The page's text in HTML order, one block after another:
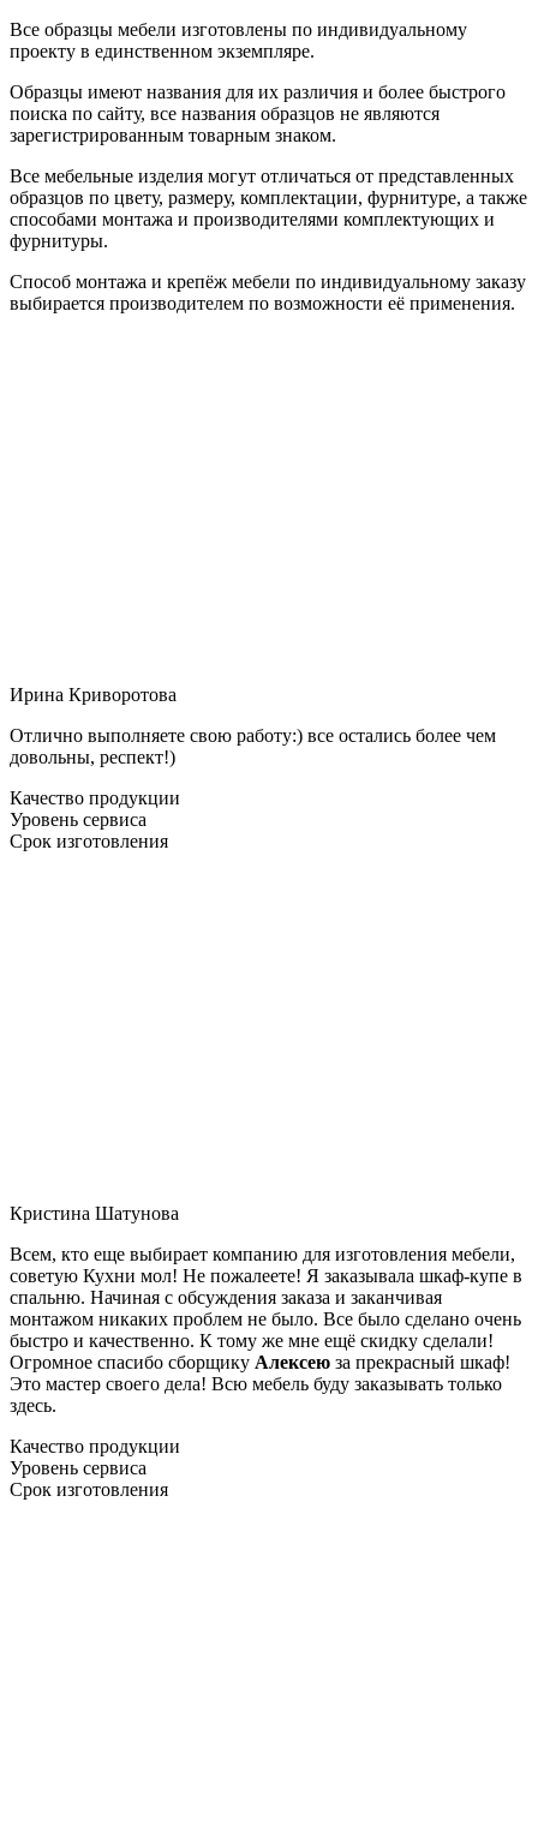
Все образцы мебели изготовлены по индивидуальному
проекту в единственном экземпляре.
Образцы имеют названия для их различия и более быстрого
поиска по сайту, все названия образцов не являются
зарегистрированным товарным знаком.
Все мебельные изделия могут отличаться от представленных
образцов по цвету, размеру, комплектации, фурнитуре, а также
способами монтажа и производителями комплектующих и
фурнитуры.
Способ монтажа и крепёж мебели по индивидуальному заказу
выбирается производителем по возможности её применения.
Ирина Криворотова
Отлично выполняете свою работу:) все остались более чем
довольны, респект!)
Качество продукции
Уровень сервиса
Срок изготовления
Кристина Шатунова
Всем, кто еще выбирает компанию для изготовления мебели,
советую Кухни мол! Не пожалеете! Я заказывала шкаф-купе в
спальню. Начиная с обсуждения заказа и заканчивая
монтажом никаких проблем не было. Все было сделано очень
быстро и качественно. К тому же мне ещё скидку сделали!
Огромное спасибо сборщику Алексею за прекрасный шкаф!
Это мастер своего дела! Всю мебель буду заказывать только
здесь.
Качество продукции
Уровень сервиса
Срок изготовления